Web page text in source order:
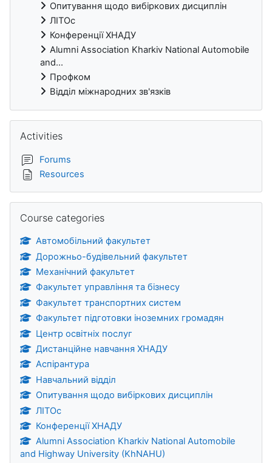
Опитування щодо вибіркових дисциплін
ЛІТОс
Конференції ХНАДУ
Alumni Association Kharkiv National Automobile
and...
Профком
Відділ міжнародних зв'язків
Activities
Forums
Resources
Course categories
Автомобільний факультет
Дорожньо-будівельний факультет
Механічний факультет
Факультет управління та бізнесу
Факультет транспортних систем
Факультет підготовки іноземних громадян
Центр освітніх послуг
Дистанційне навчання ХНАДУ
Аспірантура
Навчальний відділ
Опитування щодо вибіркових дисциплін
ЛІТОс
Конференції ХНАДУ
Alumni Association Kharkiv National Automobile
and Highway University (KhNAHU)